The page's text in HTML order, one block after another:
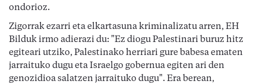
ondorioz.
Zigorrak ezarri eta elkartasuna kriminalizatu arren, EH
Bilduk irmo adierazi du: "Ez diogu Palestinari buruz hitz
egiteari utziko, Palestinako herriari gure babesa ematen
jarraituko dugu eta Israelgo gobernua egiten ari den
genozidioa salatzen jarraituko dugu". Era berean,